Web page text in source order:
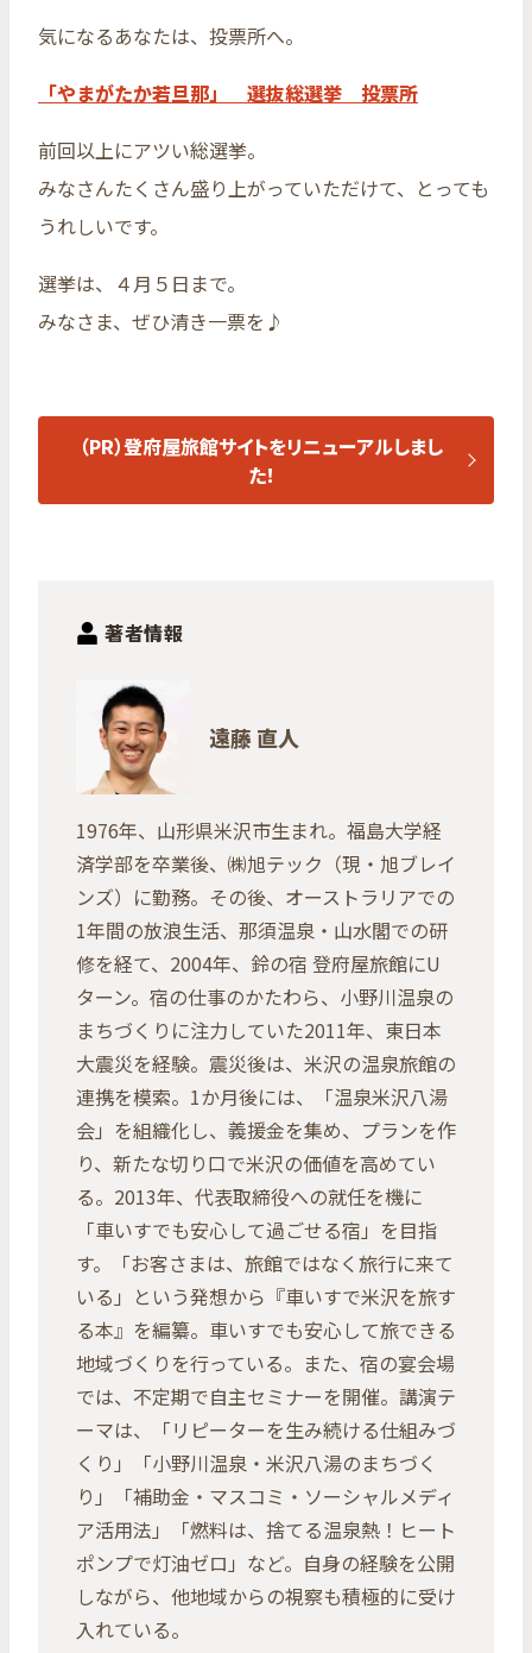
気になるあなたは、投票所へ。
「やまがたか若旦那」 選抜総選挙 投票所
前回以上にアツい総選挙。
みなさんたくさん盛り上がっていただけて、とっても
うれしいです。
選挙は、４月５日まで。
みなさま、ぜひ清き一票を♪
（PR）登府屋旅館サイトをリニューアルしまし
た！
著者情報
遠藤 直人
1976年、山形県米沢市生まれ。福島大学経
済学部を卒業後、㈱旭テック（現・旭ブレイ
ンズ）に勤務。その後、オーストラリアでの
1年間の放浪生活、那須温泉・山水閣での研
修を経て、2004年、鈴の宿 登府屋旅館にU
ターン。宿の仕事のかたわら、小野川温泉の
まちづくりに注力していた2011年、東日本
大震災を経験。震災後は、米沢の温泉旅館の
連携を模索。1か月後には、「温泉米沢八湯
会」を組織化し、義援金を集め、プランを作
り、新たな切り口で米沢の価値を高めてい
る。2013年、代表取締役への就任を機に
「車いすでも安心して過ごせる宿」を目指
す。「お客さまは、旅館ではなく旅行に来て
いる」という発想から『車いすで米沢を旅す
る本』を編纂。車いすでも安心して旅できる
地域づくりを行っている。また、宿の宴会場
では、不定期で自主セミナーを開催。講演テ
ーマは、「リピーターを生み続ける仕組みづ
くり」「小野川温泉・米沢八湯のまちづく
り」「補助金・マスコミ・ソーシャルメディ
ア活用法」「燃料は、捨てる温泉熱！ヒート
ポンプで灯油ゼロ」など。自身の経験を公開
しながら、他地域からの視察も積極的に受け
入れている。